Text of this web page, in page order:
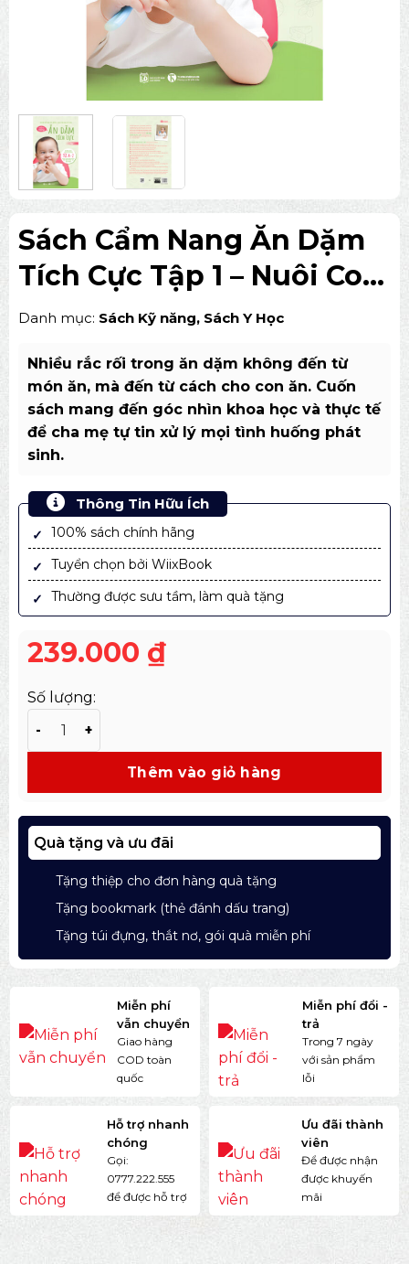
Sách Cẩm Nang Ăn Dặm
Tích Cực Tập 1 – Nuôi Con
Thuận Tự Nhiên
Danh mục: Sách Kỹ năng, Sách Y Học
Nhiều rắc rối trong ăn dặm không đến từ
món ăn, mà đến từ cách cho con ăn. Cuốn
sách mang đến góc nhìn khoa học và thực tế
để cha mẹ tự tin xử lý mọi tình huống phát
sinh.
Thông Tin Hữu Ích
100% sách chính hãng
Tuyển chọn bởi WiixBook
Thường được sưu tầm, làm quà tặng
239.000 ₫
Số lượng:
Thêm vào giỏ hàng
Quà tặng và ưu đãi
Tặng thiệp cho đơn hàng quà tặng
Tặng bookmark (thẻ đánh dấu trang)
Tặng túi đựng, thắt nơ, gói quà miễn phí
Miễn phí
vẫn chuyển
Giao hàng
COD toàn
quốc
Miễn phí đổi -
trả
Trong 7 ngày
với sản phẩm
lỗi
Hỗ trợ nhanh
chóng
Gọi:
0777.222.555
để được hỗ trợ
Ưu đãi thành
viên
Để được nhận
được khuyến
mãi